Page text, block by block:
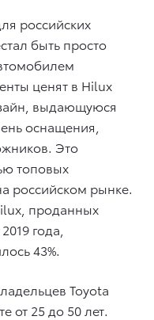
российских
быть просто
ценят в Hilux
выдающуюся
оснащения,
Это
топовых
российском рынке.
проданных
года,
43%.
Toyota
от 25 до 50 лет.